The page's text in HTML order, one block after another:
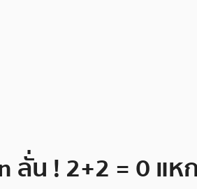
ลั่น ! 2+2 = 0 แ